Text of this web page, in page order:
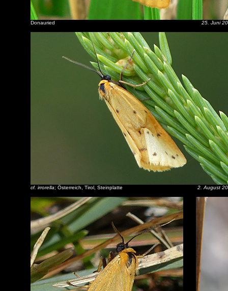
Donauried 25. Juni
cf. irrorella; Österreich, Tirol, Steinplatte 2. August